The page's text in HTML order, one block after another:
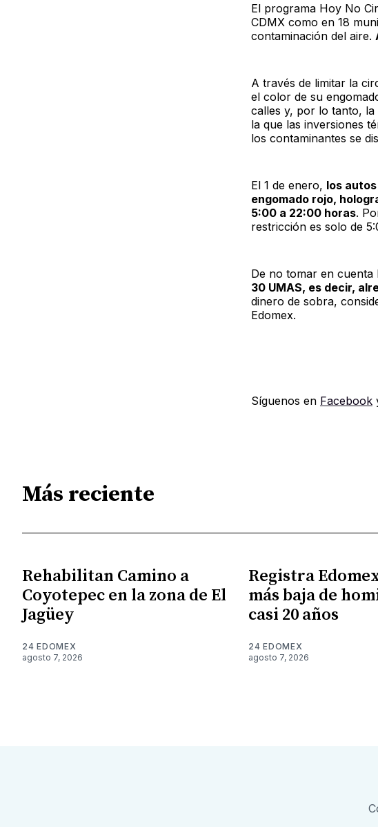
El programa Hoy No
CDMX como en 18
contaminación del aire.
A través de limitar la
el color de su
calles y, por lo tanto, la
la que las inversiones
los contaminantes se
El 1 de enero, los
engomado rojo,
5:00 a 22:00 horas.
restricción es solo de
De no tomar en cuenta
30 UMAS, es decir,
dinero de sobra,
Edomex.
Síguenos en Facebook
Más reciente
Rehabilitan Camino a
Coyotepec en la zona de El
Jagüey
24 EDOMEX
agosto 7, 2026
Registra
más baja de
casi 20 años
24 EDOMEX
agosto 7, 2026